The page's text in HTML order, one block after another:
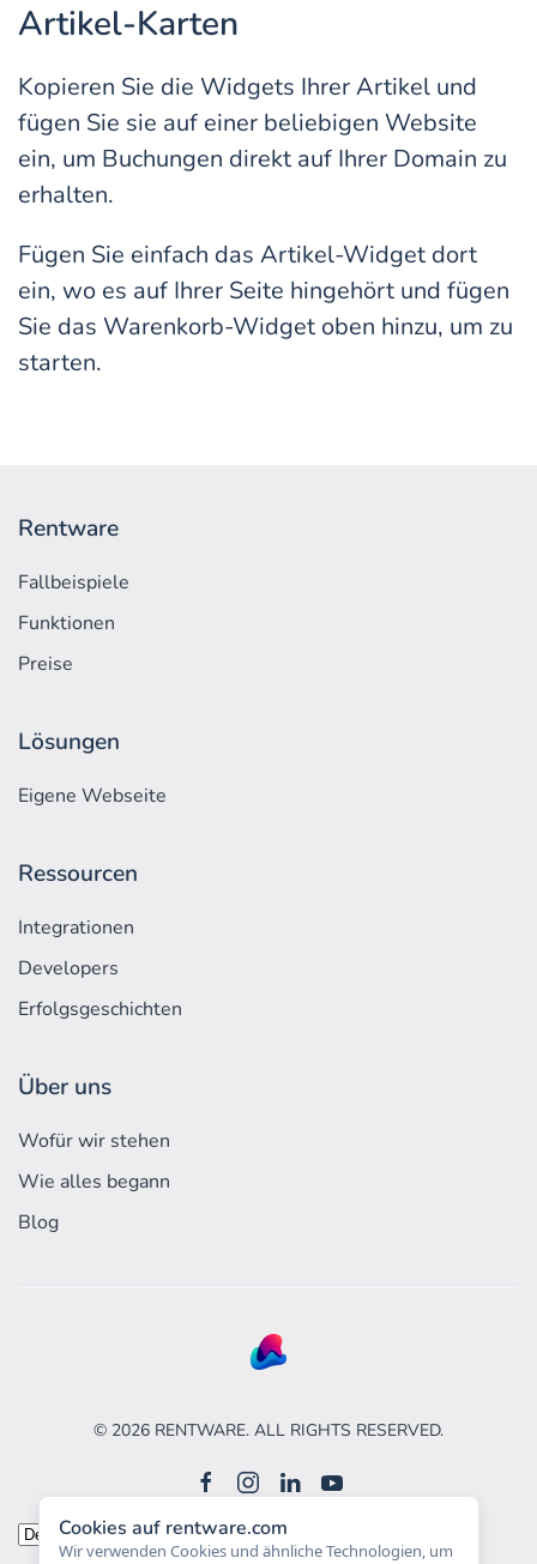
Artikel-Karten
Kopieren Sie die Widgets Ihrer Artikel und
fügen Sie sie auf einer beliebigen Website
ein, um Buchungen direkt auf Ihrer Domain zu
erhalten.
Fügen Sie einfach das Artikel-Widget dort
ein, wo es auf Ihrer Seite hingehört und fügen
Sie das Warenkorb-Widget oben hinzu, um zu
starten.
Rentware
Fallbeispiele
Funktionen
Preise
Lösungen
Eigene Webseite
Ressourcen
Integrationen
Developers
Erfolgs­geschichten
Über uns
Wofür wir stehen
Wie alles begann
Blog
© 2026 RENTWARE. ALL RIGHTS RESERVED.
SpracheCookies auf rentware.com
Wir verwenden Cookies und ähnliche Technologien, um